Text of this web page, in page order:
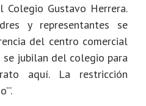
Colegio Gustavo Herrera.
y representantes se
del centro comercial
se jubilan del colegio para
aquí. La restricción